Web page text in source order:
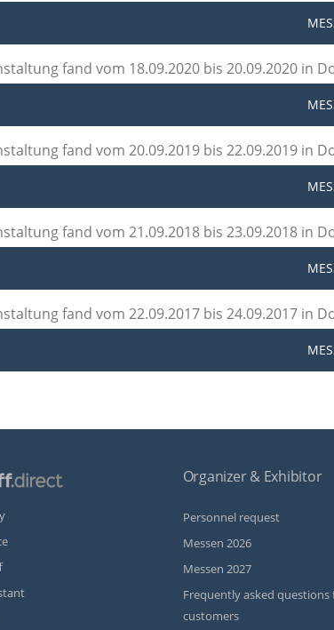
fand vom 18.09.2020 bis 20.09.2020 in
fand vom 20.09.2019 bis 22.09.2019 in
fand vom 21.09.2018 bis 23.09.2018 in
fand vom 22.09.2017 bis 24.09.2017 in
Organizer & Exhibitor
Personnel request
Messen 2026
Messen 2027
Frequently asked questions
customers